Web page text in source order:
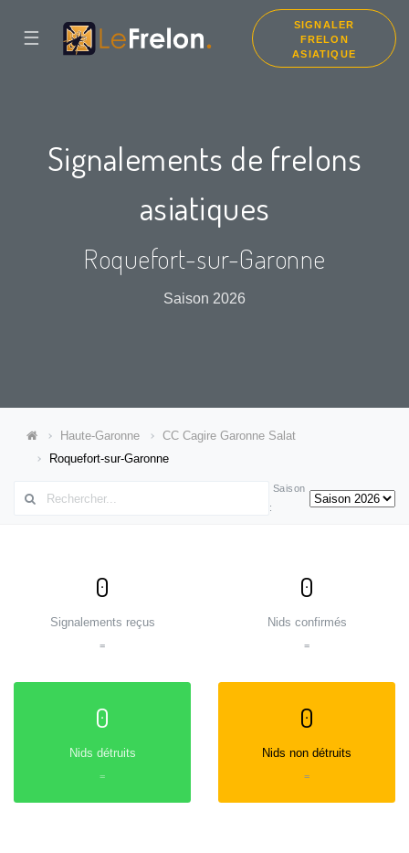
☰
SIGNALER
FRELON
ASIATIQUE
Signalements de frelons
asiatiques
Roquefort-sur-Garonne
Saison 2026
Haute-Garonne
CC Cagire Garonne Salat
Roquefort-sur-Garonne
Saison
:
0
Signalements reçus
=
0
Nids confirmés
=
0
Nids détruits
=
0
Nids non détruits
=